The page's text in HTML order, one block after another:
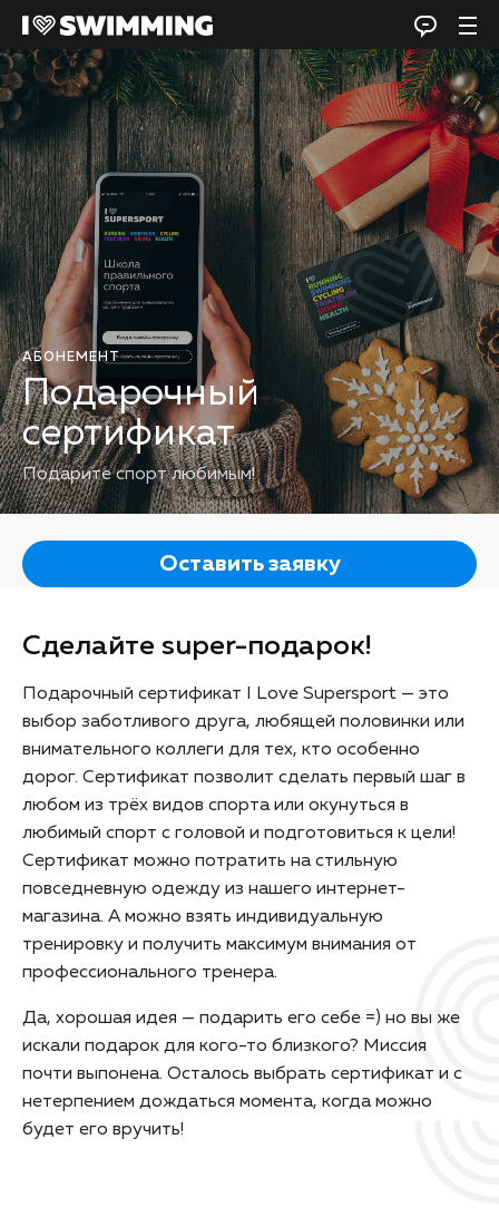
АБОНЕМЕНТ
Подарочный
сертификат
Подарите спорт любимым!
Оставить заявку
Сделайте super-подарок!
Подарочный сертификат I Love Supersport — это
выбор заботливого друга, любящей половинки или
внимательного коллеги для тех, кто особенно
дорог. Сертификат позволит сделать первый шаг в
любом из трёх видов спорта или окунуться в
любимый спорт с головой и подготовиться к цели!
Сертификат можно потратить на стильную
повседневную одежду из нашего интернет-
магазина. А можно взять индивидуальную
тренировку и получить максимум внимания от
профессионального тренера.
Да, хорошая идея — подарить его себе =) но вы же
искали подарок для кого-то близкого? Миссия
почти выпонена. Осталось выбрать сертификат и с
нетерпением дождаться момента, когда можно
будет его вручить!